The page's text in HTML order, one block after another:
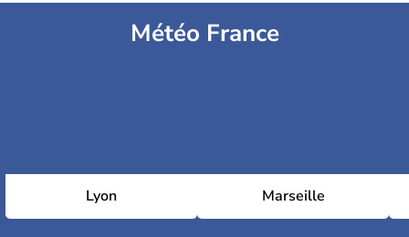
Météo France
Lyon Marseille